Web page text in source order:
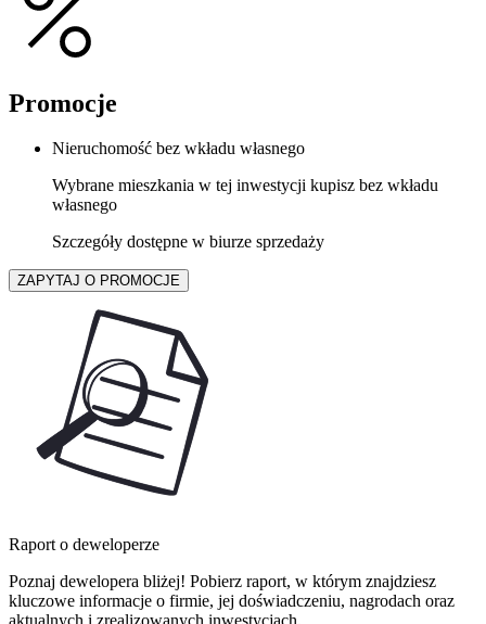
Promocje
Nieruchomość bez wkładu własnego
Wybrane mieszkania w tej inwestycji kupisz bez wkładu
własnego
Szczegóły dostępne w biurze sprzedaży
ZAPYTAJ O PROMOCJE
Raport o deweloperze
Poznaj dewelopera bliżej! Pobierz raport, w którym znajdziesz
kluczowe informacje o firmie, jej doświadczeniu, nagrodach oraz